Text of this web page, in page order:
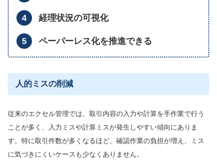
経理状況の可視化
ペーパーレス化を推進できる
人的ミスの削減
従来のエクセル管理では、取引内容の入力や計算を手作業で行う
ことが多く、入力ミスや計算ミスが発生しやすい傾向にありま
す。特に取引件数が多くなるほど、確認作業の負担が増え、ミス
に気づきにくいケースも少なくありません。